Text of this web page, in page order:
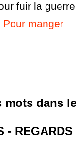
fuir la guerre
Pour manger
mots dans
-